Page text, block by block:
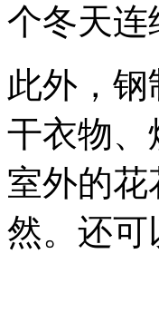
个冬天连
此外，
干衣物
室外的
然。还可